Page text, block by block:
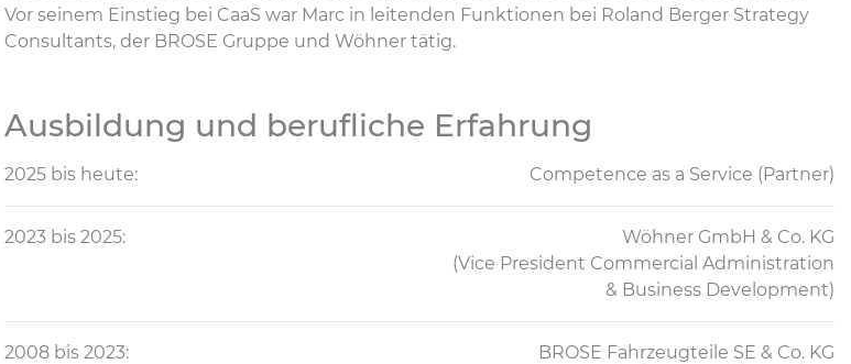
Vor seinem Einstieg bei CaaS war Marc in leitenden Funktionen bei Roland Berger Strategy
Consultants, der BROSE Gruppe und Wöhner tätig.
Ausbildung und berufliche Erfahrung
2025 bis heute: Competence as a Service (Partner)
2023 bis 2025:
Wöhner GmbH & Co. KG
(Vice President Commercial Administration
& Business Development)
2008 bis 2023:
BROSE Fahrzeugteile SE & Co. KG